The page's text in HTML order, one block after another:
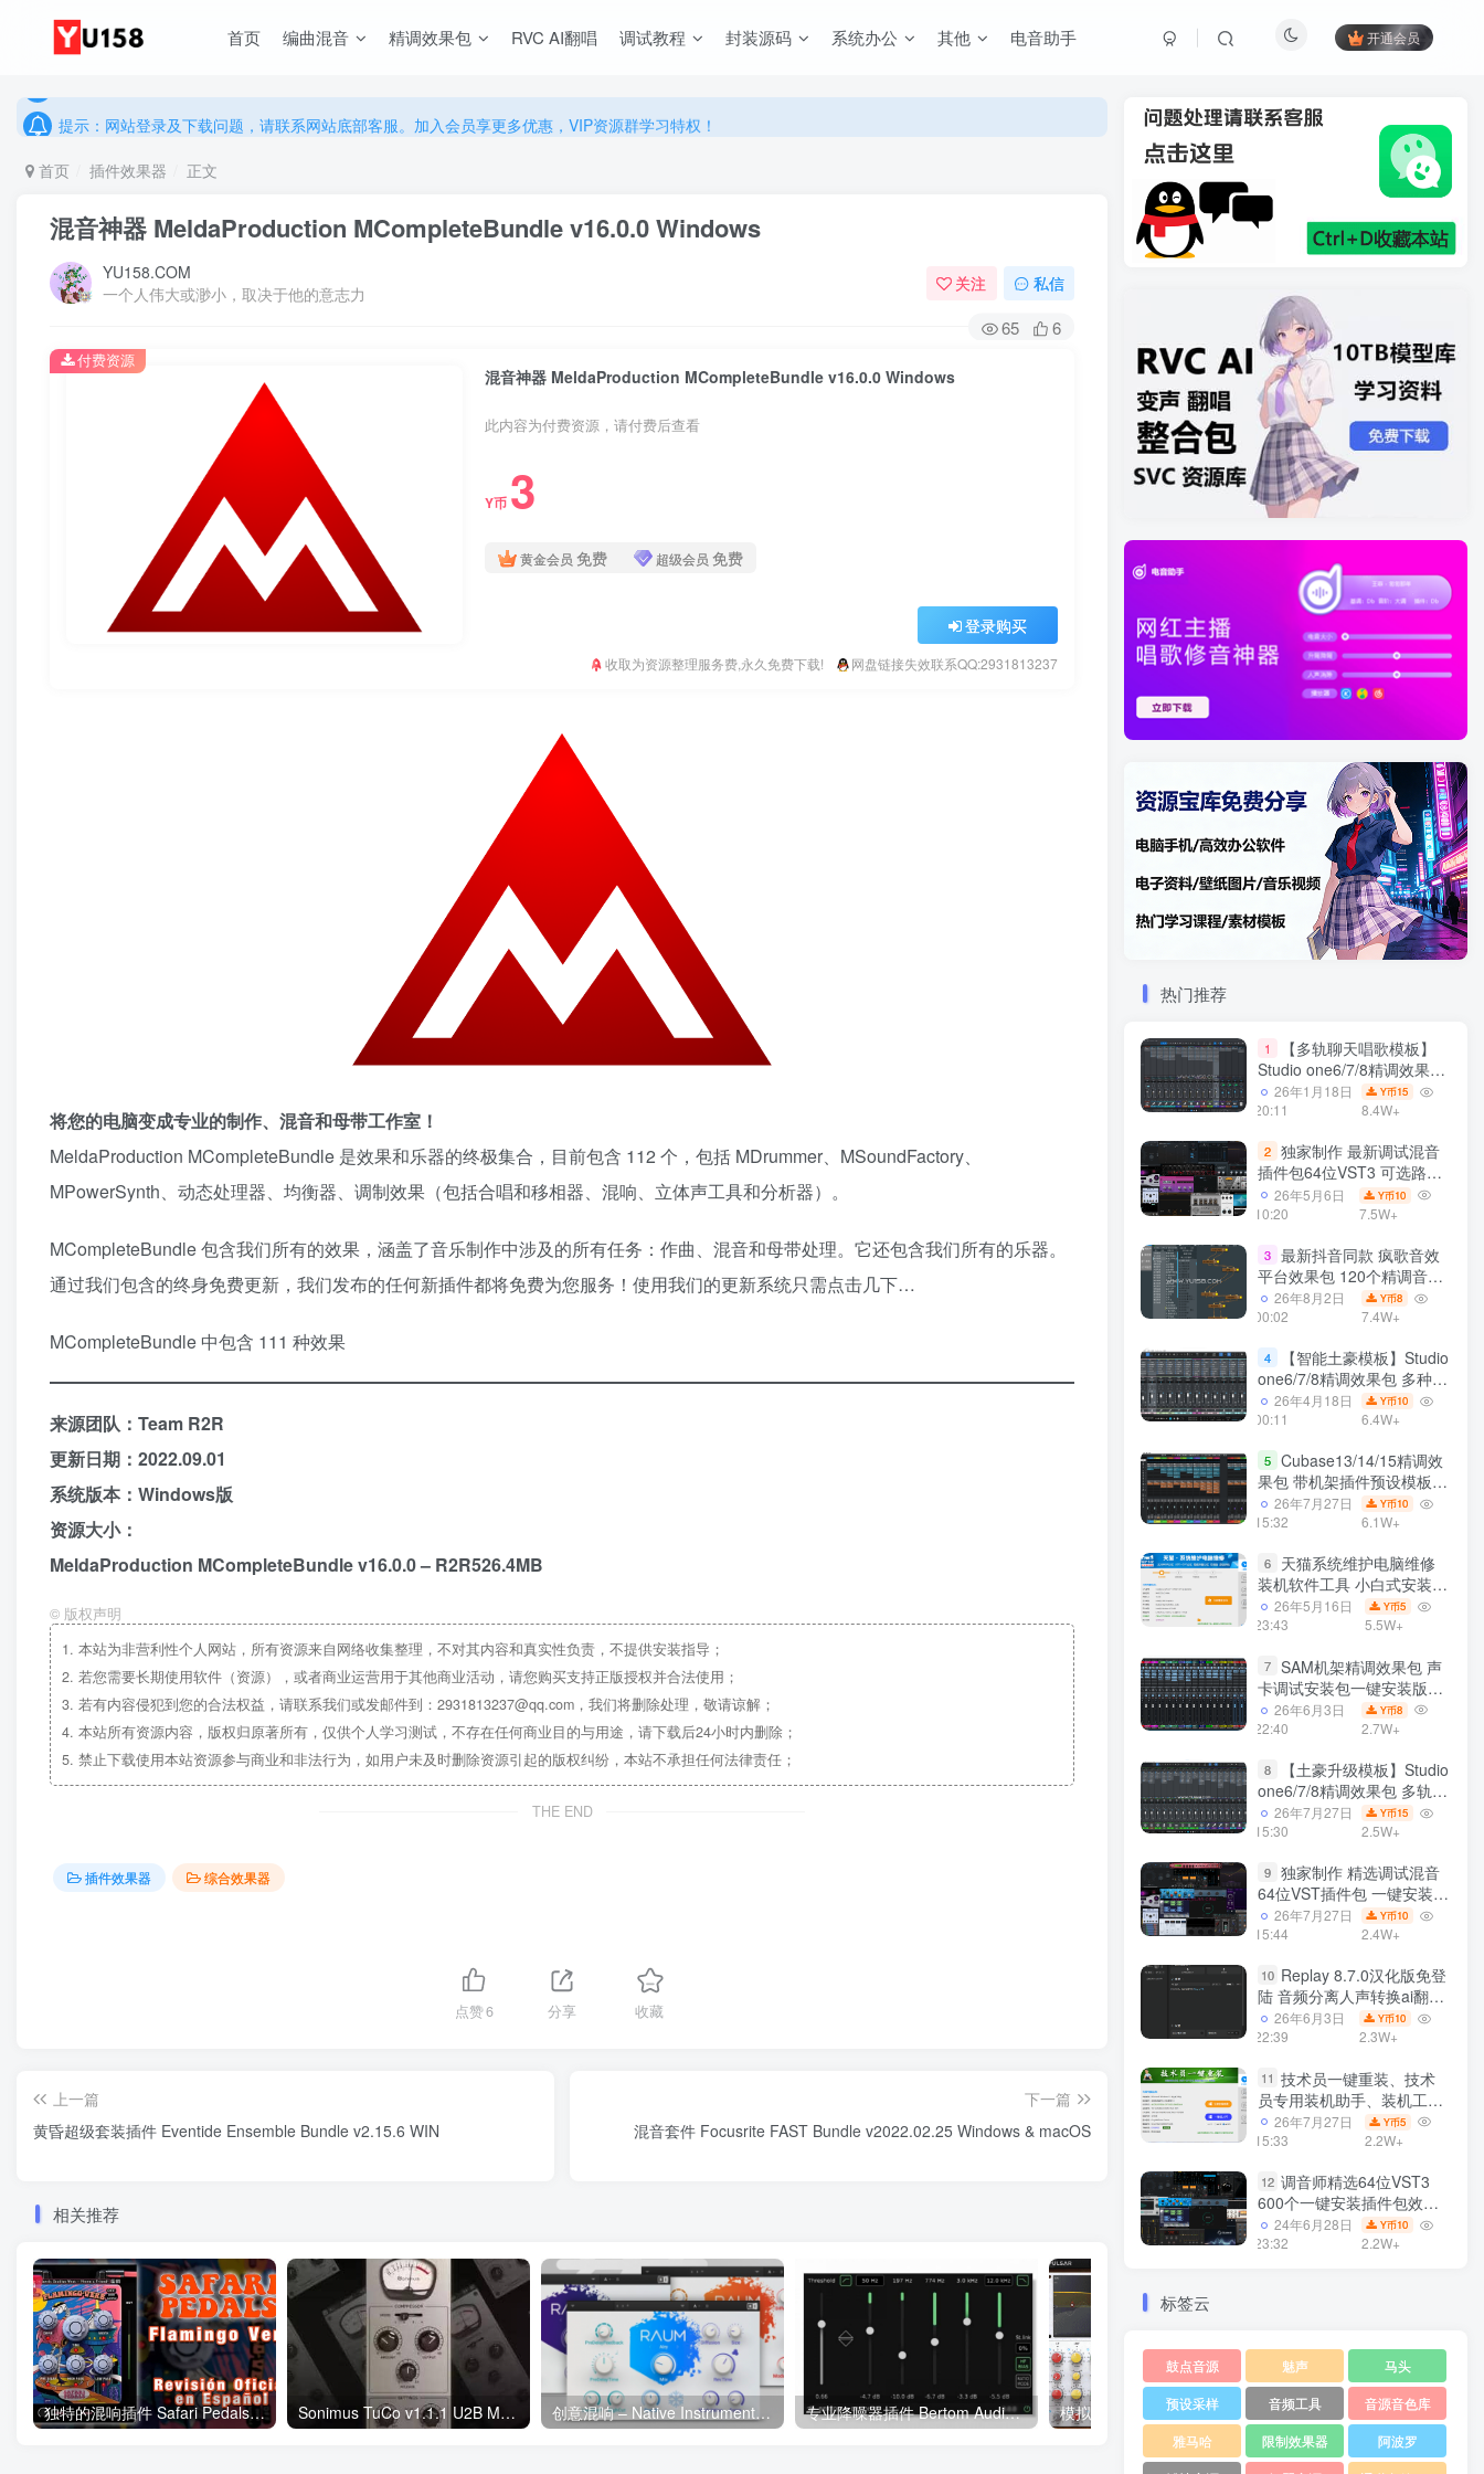
首页 编曲混音 精调效果包 RVC AI翻唱 调试教程 封装源码 系统办公 其他 电音助手 开通会员
提示：网站登录及下载问题，请联系网站底部客服。加入会员享更多优惠，VIP资源群学习特权！
提示：网站登录及下载问题，请联系网站底部客服。加入会员享更多优惠，VIP资源群学习特权！
首页 插件效果器 正文
混音神器 MeldaProduction MCompleteBundle v16.0.0 Windows
YU158.COM
一个人伟大或渺小，取决于他的意志力
关注 私信
65 6
混音神器 MeldaProduction MCompleteBundle v16.0.0 Windows
此内容为付费资源，请付费后查看
Y币 3
黄金会员 免费 超级会员 免费
登录购买
收取为资源整理服务费,永久免费下载! 网盘链接失效联系QQ:2931813237
付费资源
将您的电脑变成专业的制作、混音和母带工作室！
MeldaProduction MCompleteBundle 是效果和乐器的终极集合，目前包含 112 个，包括 MDrummer、MSoundFactory、
MPowerSynth、动态处理器、均衡器、调制效果（包括合唱和移相器、混响、立体声工具和分析器）。
MCompleteBundle 包含我们所有的效果，涵盖了音乐制作中涉及的所有任务：作曲、混音和母带处理。它还包含我们所有的乐器。
通过我们包含的终身免费更新，我们发布的任何新插件都将免费为您服务！使用我们的更新系统只需点击几下…
MCompleteBundle 中包含 111 种效果
来源团队：Team R2R
更新日期：2022.09.01
系统版本：Windows版
资源大小：
MeldaProduction MCompleteBundle v16.0.0 – R2R526.4MB
© 版权声明
1. 本站为非营利性个人网站，所有资源来自网络收集整理，不对其内容和真实性负责，不提供安装指导；
2. 若您需要长期使用软件（资源），或者商业运营用于其他商业活动，请您购买支持正版授权并合法使用；
3. 若有内容侵犯到您的合法权益，请联系我们或发邮件到：2931813237@qq.com，我们将删除处理，敬请谅解；
4. 本站所有资源内容，版权归原著所有，仅供个人学习测试，不存在任何商业目的与用途，请下载后24小时内删除；
5. 禁止下载使用本站资源参与商业和非法行为，如用户未及时删除资源引起的版权纠纷，本站不承担任何法律责任；
THE END
插件效果器 综合效果器
点赞6 分享 收藏
上一篇
黄昏超级套装插件 Eventide Ensemble Bundle v2.15.6 WIN
下一篇
混音套件 Focusrite FAST Bundle v2022.02.25 Windows & macOS
相关推荐
独特的混响插件 Safari Pedals Flamingo Verb v1.13.6 WiN MAC Sonimus TuCo v1.1.1 U2B MacOS 创意混响 – Native Instruments Raum v1.3.0 Incl Patched and Keygen-R2R WiN 专业降噪器插件 Bertom Audio Denoiser Pro v3.0.1 WIN 模拟传奇8200 EQ效果器 Pulsar Audio Pulsar 8200 v1.0.6 WIN
热门推荐
1
【多轨聊天唱歌模板】
Studio one6/7/8精调效果包
多种效果模式 声卡调试好直
播预设模板
26年1月18日
20:11
Y币15
8.4W+
2 独家制作 最新调试混音
插件包64位VST3 可选路径
一键安装550个效果器合集
v3.0 WiN 支持定制
26年5月6日
10:20
Y币10
7.5W+
3 最新抖音同款 疯歌音效
平台效果包 120个精调音效
包+软件自带170个音效
+600个插件 带安装教程全
26年8月2日
00:02
Y币8
7.4W+
4
【智能土豪模板】Studio
one6/7/8精调效果包 多种效
果模式可选 声卡调试好预设
带插件全套文件
26年4月18日
00:11
Y币10
6.4W+
5 Cubase13/14/15精调效
果包 带机架插件预设模板
声卡调试好效果工程文件
26年7月27日
15:32
Y币10
6.1W+
6
天猫系统维护电脑维修
装机软件工具 小白式安装
完全一键安装系统 电脑系统
装机软件 一键重装系统
26年5月16日
23:43
Y币5
5.5W+
7 SAM机架精调效果包 声
卡调试安装包一键安装版模
板 带插件预设效果文件
26年6月3日
22:40
Y币8
2.7W+
8
【土豪升级模板】Studio
one6/7/8精调效果包 多轨道
效果模式可选 声卡调试好预
设模板 带插件全套文件
26年7月27日
15:30
Y币15
2.5W+
9 独家制作 精选调试混音
64位VST插件包 一键安装
600个效果器合集v2.0 WiN
支持定制
26年7月27日
15:44
Y币10
2.4W+
10 Replay 8.7.0汉化版免登
陆 音频分离人声转换ai翻唱
支持50系显卡 一键安装
WiN
26年6月3日
22:39
Y币10
2.3W+
11 技术员一键重装、技术
员专用装机助手、装机工
具、电脑系统装机软件丶一
键安装系统
26年7月27日
15:33
Y币5
2.2W+
12 调音师精选64位VST3
600个一键安装插件包效果
器集合10G WiN
24年6月28日
23:32
Y币10
2.2W+
标签云
鼓点音源 魅声
马头
预设采样
音频工具
音源音色库
雅马哈
限制效果器
阿波罗